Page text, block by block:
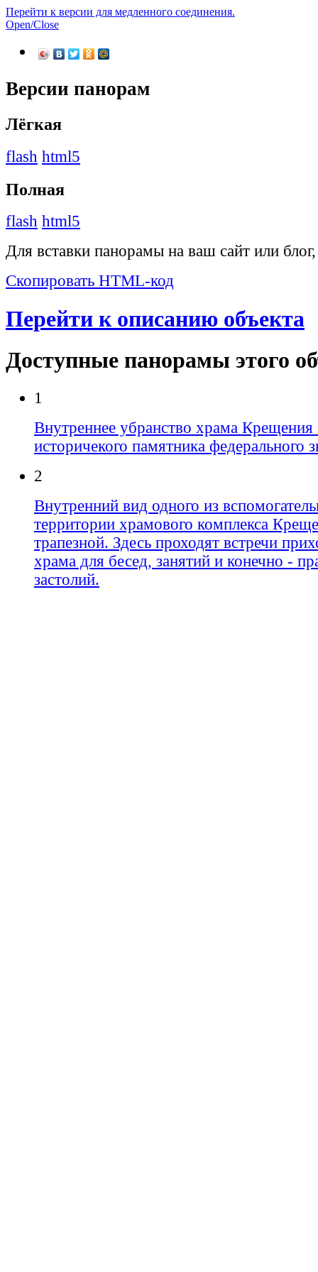
Перейти к версии для медленного соединения.
Open/Close
Версии панорам
Лёгкая
flash html5
Полная
flash html5
Для вставки панорамы на ваш сайт или
Скопировать HTML-код
Перейти к описанию объекта
Доступные панорамы этого
1
Внутреннее убранство храма Крещения
историчекого памятника федерального
2
Внутренний вид одного из
территории храмового комплекса
трапезной. Здесь проходят встречи
храма для бесед, занятий и конечно -
застолий.